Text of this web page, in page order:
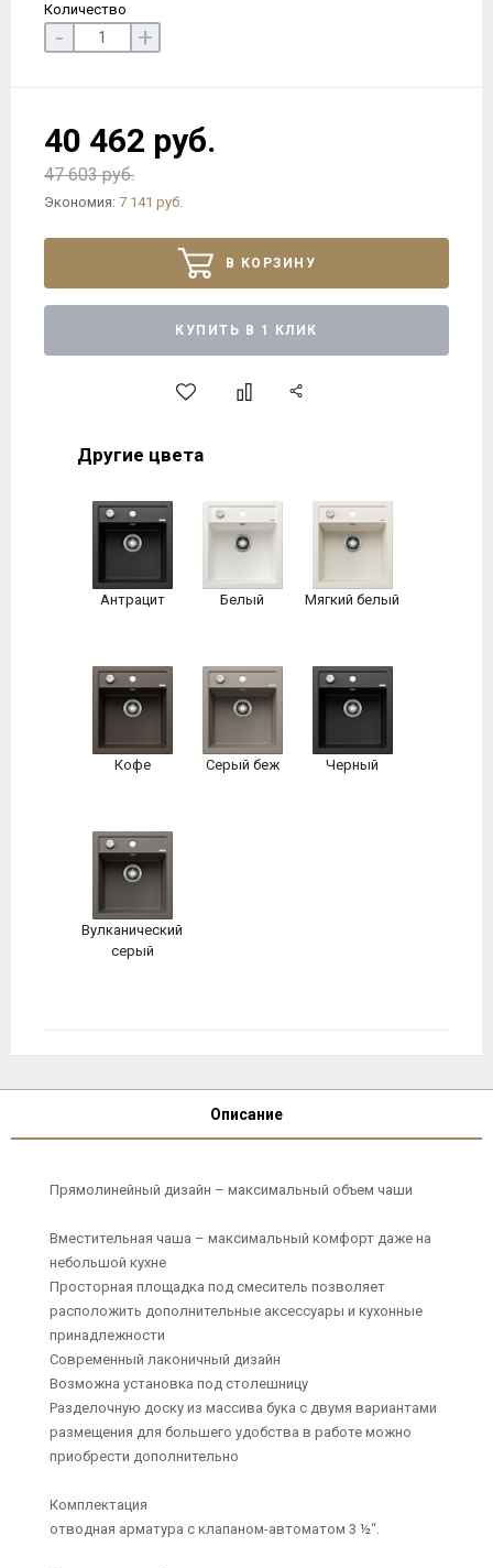
Количество
- +
40 462 руб.
47 603 руб.
Экономия: 7 141 руб.
В КОРЗИНУ
КУПИТЬ В 1 КЛИК
Другие цвета
Антрацит Белый Мягкий белый
Кофе Серый беж Черный
Вулканический
серый
Описание
Прямолинейный дизайн – максимальный объем чаши
Вместительная чаша – максимальный комфорт даже на
небольшой кухне
Просторная площадка под смеситель позволяет
расположить дополнительные аксессуары и кухонные
принадлежности
Современный лаконичный дизайн
Возможна установка под столешницу
Разделочную доску из массива бука с двумя вариантами
размещения для большего удобства в работе можно
приобрести дополнительно
Комплектация
отводная арматура с клапаном-автоматом 3 ½“.